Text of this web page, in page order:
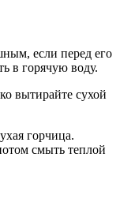
если перед его
в горячую воду.
вытирайте сухой
горчица.
смыть теплой